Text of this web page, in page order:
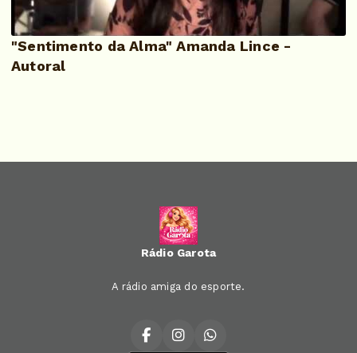
"Sentimento da Alma" Amanda Lince -
Autoral
Rádio Garota
A rádio amiga do esporte.